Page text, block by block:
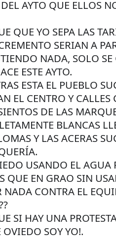
AYTO QUE ELLOS
QUE YO SEPA LAS
SERIAN A
NADA, SOLO
ESTE AYTO.
ESTA EL PUEBLO
EL CENTRO Y
DE LAS
BLANCAS
Y LAS ACERAS
USANDO EL AGUA
QUE EN GRAO SIN
NADA CONTRA EL
SI HAY UNA
OVIEDO SOY YO!.